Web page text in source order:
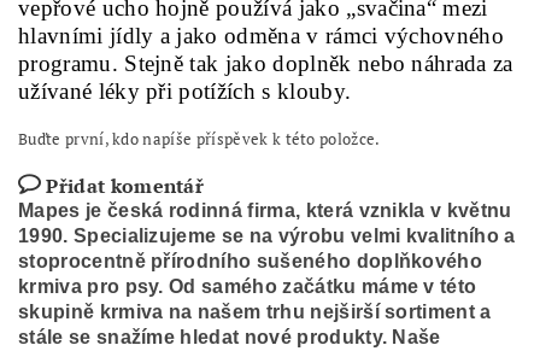
vepřové ucho hojně používá jako „svačina“ mezi
hlavními jídly a jako odměna v rámci výchovného
programu. Stejně tak jako doplněk nebo náhrada za
užívané léky při potížích s klouby.
Buďte první, kdo napíše příspěvek k této položce.
Přidat komentář
Mapes je česká rodinná firma, která vznikla v květnu
1990. Specializujeme se na výrobu velmi kvalitního a
stoprocentně přírodního sušeného doplňkového
krmiva pro psy. Od samého začátku máme v této
skupině krmiva na našem trhu nejširší sortiment a
stále se snažíme hledat nové produkty. Naše